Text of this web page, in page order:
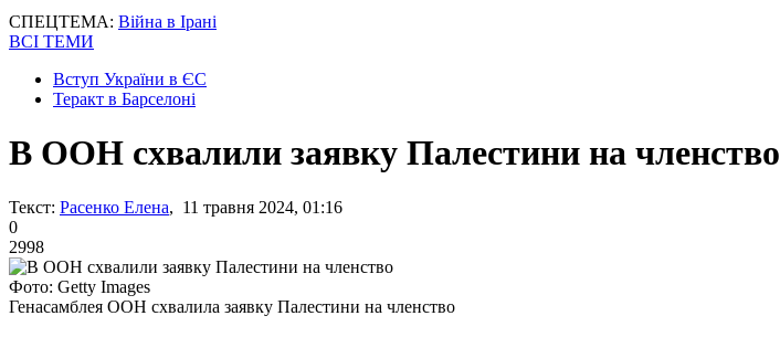
СПЕЦТЕМА: Війна в Ірані
ВСІ ТЕМИ
Вступ України в ЄС
Теракт в Барселоні
В ООН схвалили заявку Палестини на членство
Текст: Расенко Елена, 11 травня 2024, 01:16
0
2998
Фото: Getty Images
Генасамблея ООН схвалила заявку Палестини на членство